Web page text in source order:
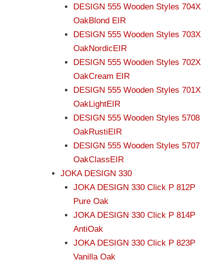
DESIGN 555 Wooden Styles 704X
OakBlond EIR
DESIGN 555 Wooden Styles 703X
OakNordicEIR
DESIGN 555 Wooden Styles 702X
OakCream EIR
DESIGN 555 Wooden Styles 701X
OakLightEIR
DESIGN 555 Wooden Styles 5708
OakRustiEIR
DESIGN 555 Wooden Styles 5707
OakClassEIR
JOKA DESIGN 330
JOKA DESIGN 330 Click P 812P
Pure Oak
JOKA DESIGN 330 Click P 814P
AntiOak
JOKA DESIGN 330 Click P 823P
Vanilla Oak